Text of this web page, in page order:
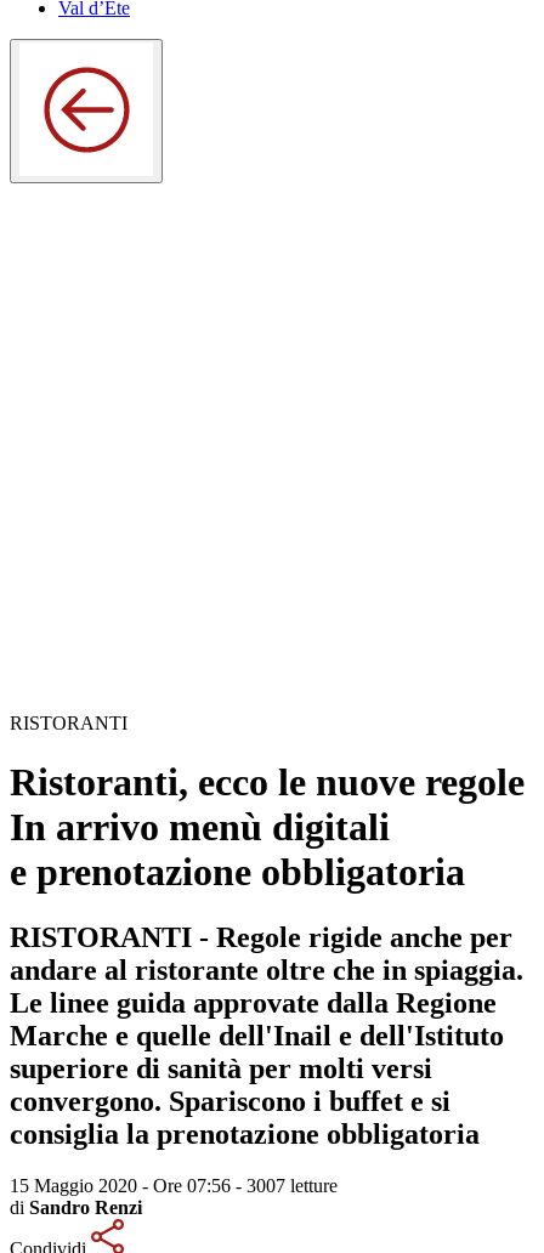
Val d’Ete
RISTORANTI
Ristoranti, ecco le nuove regole
In arrivo menù digitali
e prenotazione obbligatoria
RISTORANTI - Regole rigide anche per
andare al ristorante oltre che in spiaggia.
Le linee guida approvate dalla Regione
Marche e quelle dell'Inail e dell'Istituto
superiore di sanità per molti versi
convergono. Spariscono i buffet e si
consiglia la prenotazione obbligatoria
15 Maggio 2020 - Ore 07:56 - 3007 letture
di Sandro Renzi
Condividi